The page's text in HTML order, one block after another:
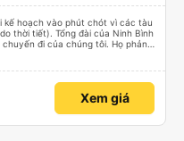
kế hoạch vào phút chót vì các tàu
thời tiết). Tổng đài của Ninh Bình
đi của chúng tôi. Họ phản
qua WhatsApp. Chúng tôi rất tự
Xem giá